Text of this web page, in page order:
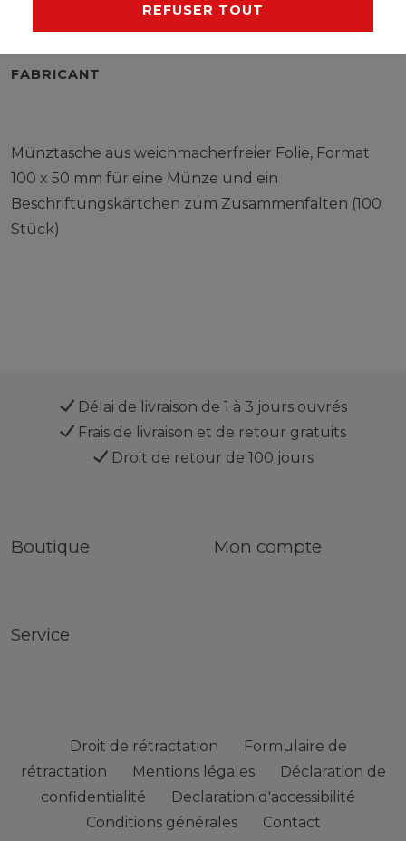
RESPONSABLE DE L'UE
FABRICANT
Münztasche aus weichmacherfreier Folie, Format
100 x 50 mm für eine Münze und ein
Beschriftungskärtchen zum Zusammenfalten (100
Stück)
Délai de livraison de 1 à 3 jours ouvrés
Frais de livraison et de retour gratuits
Droit de retour de 100 jours
Boutique Mon compte
Service
Droit de rétractation
Formulaire de
rétractation
Mentions légales
Déclaration de
confidentialité
Declaration d'accessibilité
Conditions générales
Contact
REFUSER TOUT